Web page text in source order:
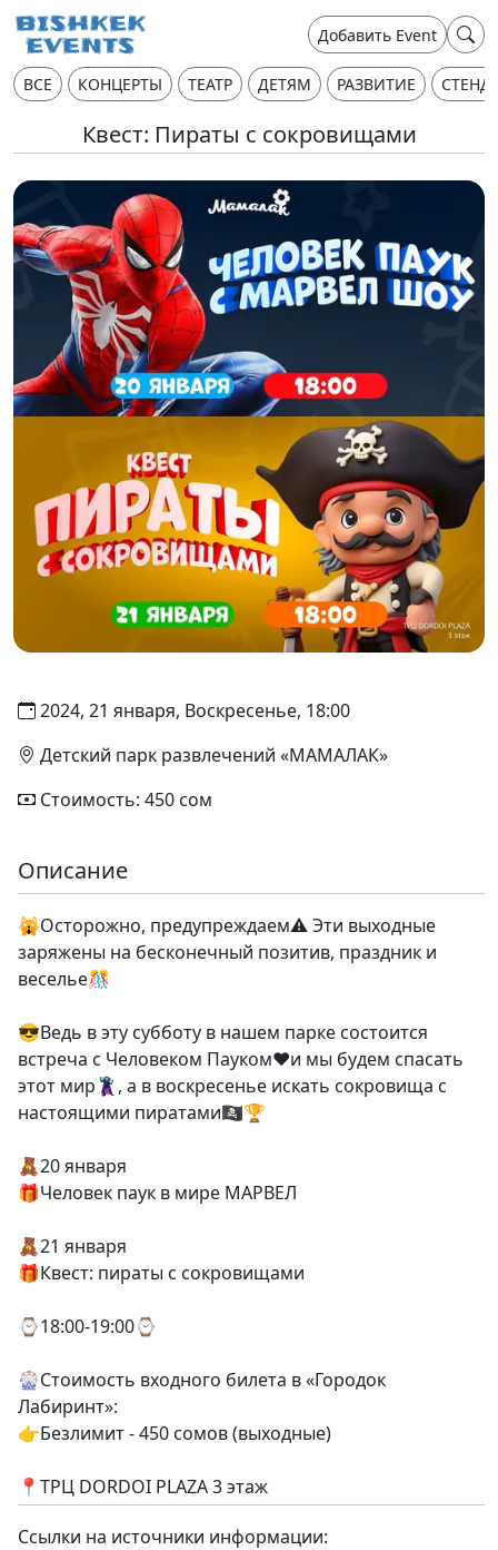
Добавить Event
ВСЕ КОНЦЕРТЫ ТЕАТР ДЕТЯМ РАЗВИТИЕ
Квест: Пираты с сокровищами
2024, 21 января, Воскресенье, 18:00
Детский парк развлечений «МАМАЛАК»
Стоимость: 450 сом
Описание
🙀Осторожно, предупреждаем⚠️ Эти выходные
заряжены на бесконечный позитив, праздник и
веселье🎊
😎Ведь в эту субботу в нашем парке состоится
встреча с Человеком Пауком❤️и мы будем спасать
этот мир🦹‍♂️, а в воскресенье искать сокровища с
настоящими пиратами🏴‍☠️🏆
🧸20 января
🎁Человек паук в мире МАРВЕЛ
🧸21 января
🎁Квест: пираты с сокровищами
⌚️18:00-19:00⌚️
🎡Стоимость входного билета в «Городок
Лабиринт»:
👉Безлимит - 450 сомов (выходные)
📍ТРЦ DORDOI PLAZA 3 этаж
Ссылки на источники информации: